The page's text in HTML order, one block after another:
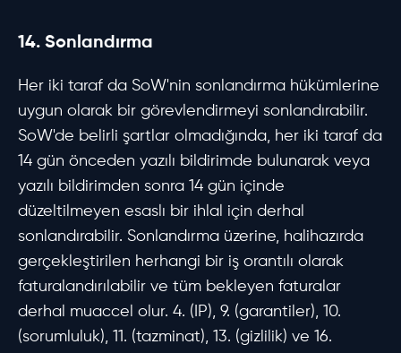
14. Sonlandırma
Her iki taraf da SoW'nin sonlandırma hükümlerine
uygun olarak bir görevlendirmeyi sonlandırabilir.
SoW'de belirli şartlar olmadığında, her iki taraf da
14 gün önceden yazılı bildirimde bulunarak veya
yazılı bildirimden sonra 14 gün içinde
düzeltilmeyen esaslı bir ihlal için derhal
sonlandırabilir. Sonlandırma üzerine, halihazırda
gerçekleştirilen herhangi bir iş orantılı olarak
faturalandırılabilir ve tüm bekleyen faturalar
derhal muaccel olur. 4. (IP), 9. (garantiler), 10.
(sorumluluk), 11. (tazminat), 13. (gizlilik) ve 16.